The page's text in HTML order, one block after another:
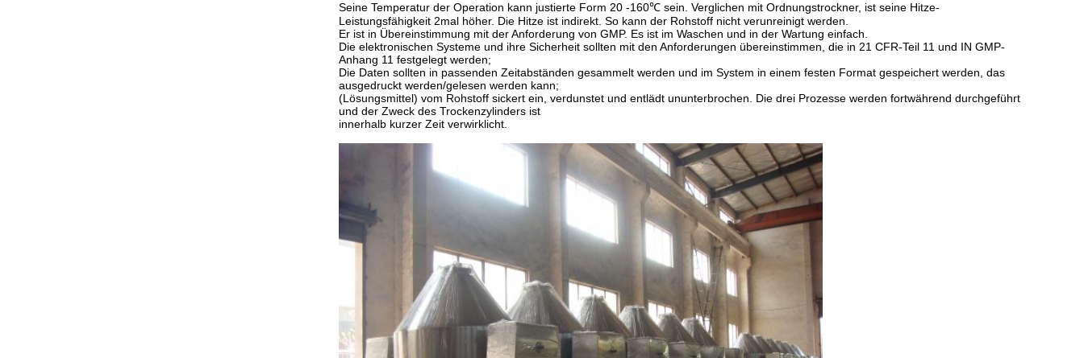
Seine Temperatur der Operation kann justierte Form 20 -160℃ sein. Verglichen mit Ordnungstrockner, ist seine Hitze-
Leistungsfähigkeit 2mal höher. Die Hitze ist indirekt. So kann der Rohstoff nicht verunreinigt werden.
Er ist in Übereinstimmung mit der Anforderung von GMP. Es ist im Waschen und in der Wartung einfach.
Die elektronischen Systeme und ihre Sicherheit sollten mit den Anforderungen übereinstimmen, die in 21 CFR-Teil 11 und IN GMP-
Anhang 11 festgelegt werden;
Die Daten sollten in passenden Zeitabständen gesammelt werden und im System in einem festen Format gespeichert werden, das
ausgedruckt werden/gelesen werden kann;
(Lösungsmittel) vom Rohstoff sickert ein, verdunstet und entlädt ununterbrochen. Die drei Prozesse werden fortwährend durchgeführt
und der Zweck des Trockenzylinders ist
innerhalb kurzer Zeit verwirklicht.